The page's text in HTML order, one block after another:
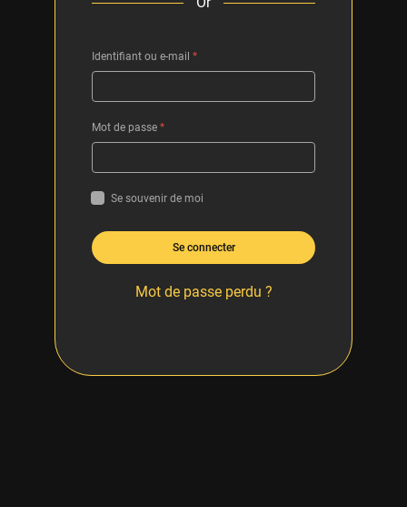
Identifiant ou e-mail *
Mot de passe *
Se souvenir de moi
Se connecter
Mot de passe perdu ?